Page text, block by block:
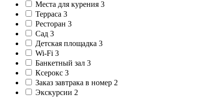
Места для курения 3
Терраса 3
Ресторан 3
Сад 3
Детская площадка 3
Wi-Fi 3
Банкетный зал 3
Ксерокс 3
Заказ завтрака в номер 2
Экскурсии 2